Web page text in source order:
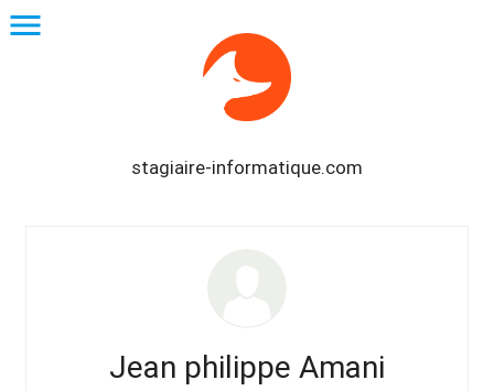
menu
stagiaire-informatique.com
Jean philippe Amani